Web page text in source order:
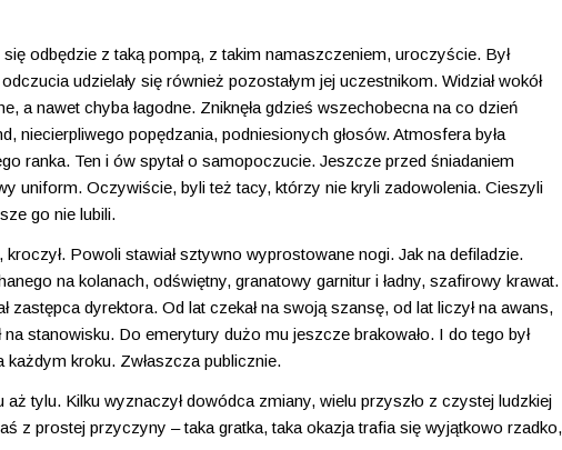
odbędzie z taką pompą, z takim namaszczeniem, uroczyście. Był
udzielały się również pozostałym jej uczestnikom. Widział wokół
a nawet chyba łagodne. Zniknęła gdzieś wszechobecna na co dzień
niecierpliwego popędzania, podniesionych głosów. Atmosfera była
ranka. Ten i ów spytał o samopoczucie. Jeszcze przed śniadaniem
uniform. Oczywiście, byli też tacy, którzy nie kryli zadowolenia. Cieszyli
go nie lubili.
Powoli stawiał sztywno wyprostowane nogi. Jak na defiladzie.
na kolanach, odświętny, granatowy garnitur i ładny, szafirowy krawat.
zastępca dyrektora. Od lat czekał na swoją szansę, od lat liczył na awans,
stanowisku. Do emerytury dużo mu jeszcze brakowało. I do tego był
kroku. Zwłaszcza publicznie.
tylu. Kilku wyznaczył dowódca zmiany, wielu przyszło z czystej ludzkiej
z prostej przyczyny – taka gratka, taka okazja trafia się wyjątkowo rzadko,